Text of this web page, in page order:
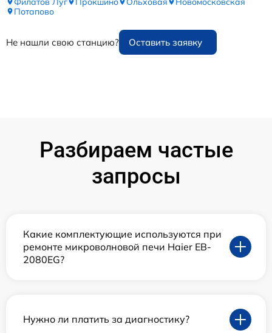
Потапово
Не нашли свою станцию? Оставить заявку
Разбираем частые
запросы
Какие комплектующие используются при
ремонте микроволновой печи Haier EB-
2080EG?
Нужно ли платить за диагностику?